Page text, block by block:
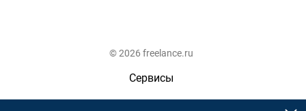
© 2026 freelance.ru
Сервисы
Помощь